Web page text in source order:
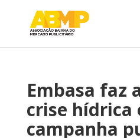
Embasa faz
crise hídrica
campanha